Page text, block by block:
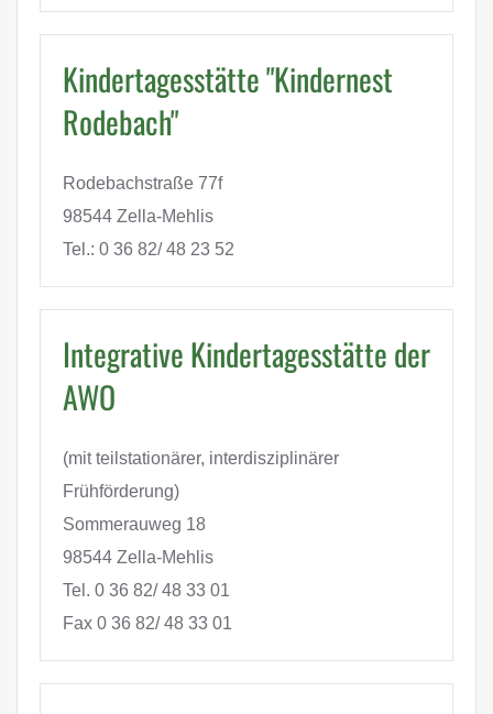
Kindertagesstätte "Kindernest
Rodebach"
Rodebachstraße 77f
98544 Zella-Mehlis
Tel.: 0 36 82/ 48 23 52
Integrative Kindertagesstätte der
AWO
(mit teilstationärer, interdisziplinärer
Frühförderung)
Sommerauweg 18
98544 Zella-Mehlis
Tel. 0 36 82/ 48 33 01
Fax 0 36 82/ 48 33 01